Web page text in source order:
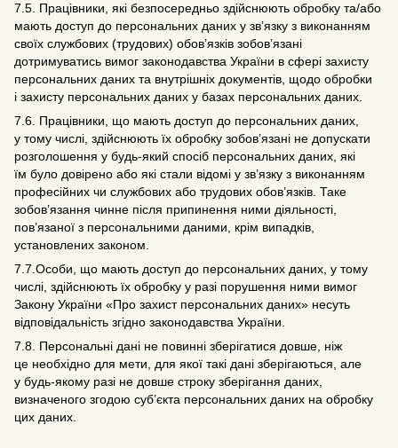
7.5. Працівники, які безпосередньо здійснюють обробку та/або
мають доступ до персональних даних у зв’язку з виконанням
своїх службових (трудових) обов’язків зобов’язані
дотримуватись вимог законодавства України в сфері захисту
персональних даних та внутрішніх документів, щодо обробки
і захисту персональних даних у базах персональних даних.
7.6. Працівники, що мають доступ до персональних даних,
у тому числі, здійснюють їх обробку зобов’язані не допускати
розголошення у будь-який спосіб персональних даних, які
їм було довірено або які стали відомі у зв’язку з виконанням
професійних чи службових або трудових обов’язків. Таке
зобов’язання чинне після припинення ними діяльності,
пов’язаної з персональними даними, крім випадків,
установлених законом.
7.7.Особи, що мають доступ до персональних даних, у тому
числі, здійснюють їх обробку у разі порушення ними вимог
Закону України «Про захист персональних даних» несуть
відповідальність згідно законодавства України.
7.8. Персональні дані не повинні зберігатися довше, ніж
це необхідно для мети, для якої такі дані зберігаються, але
у будь-якому разі не довше строку зберігання даних,
визначеного згодою суб’єкта персональних даних на обробку
цих даних.